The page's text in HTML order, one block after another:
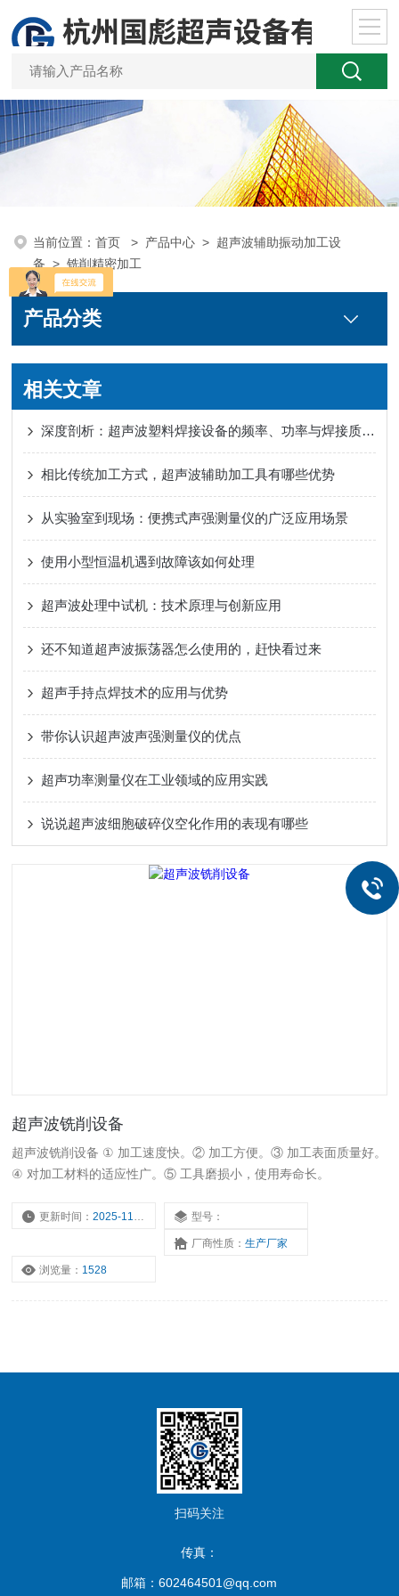
当前位置：首页 > 产品中心 > 超声波辅助振动加工设
备 >铣削精密加工
产品分类
相关文章
深度剖析：超声波塑料焊接设备的频率、功率与焊接质量关系
相比传统加工方式，超声波辅助加工具有哪些优势
从实验室到现场：便携式声强测量仪的广泛应用场景
使用小型恒温机遇到故障该如何处理
超声波处理中试机：技术原理与创新应用
还不知道超声波振荡器怎么使用的，赶快看过来
超声手持点焊技术的应用与优势
带你认识超声波声强测量仪的优点
超声功率测量仪在工业领域的应用实践
说说超声波细胞破碎仪空化作用的表现有哪些
超声波铣削设备
超声波铣削设备 ① 加工速度快。② 加工方便。③ 加工表面质量好。
④ 对加工材料的适应性广。⑤ 工具磨损小，使用寿命长。
更新时间：2025-11-17 型号：
厂商性质： 生产厂家
浏览量： 1528
扫码关注
传真：
邮箱：602464501@qq.com